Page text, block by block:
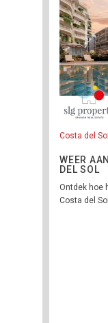
Costa del Sol
WEER
DEL SOL
Ontdek hoe
Costa del Sol